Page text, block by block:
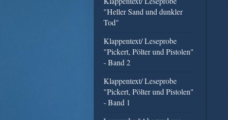
"Heller Sand und dunkler
Tod"
Klappentext/ Leseprobe
"Pickert, Pölter und Pistolen"
- Band 2
Klappentext/ Leseprobe
"Pickert, Pölter und Pistolen"
- Band 1